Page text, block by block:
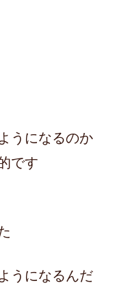
うになるのか
です
うになるんだ